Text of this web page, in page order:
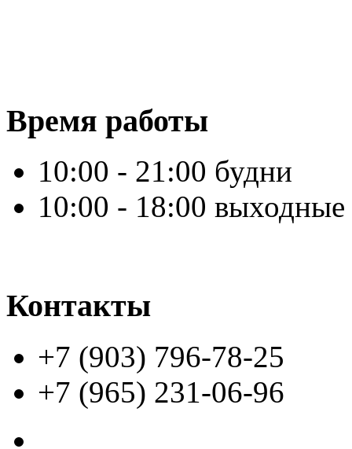
Время работы
10:00 - 21:00 будни
10:00 - 18:00 выходные
Контакты
+7 (903) 796-78-25
+7 (965) 231-06-96